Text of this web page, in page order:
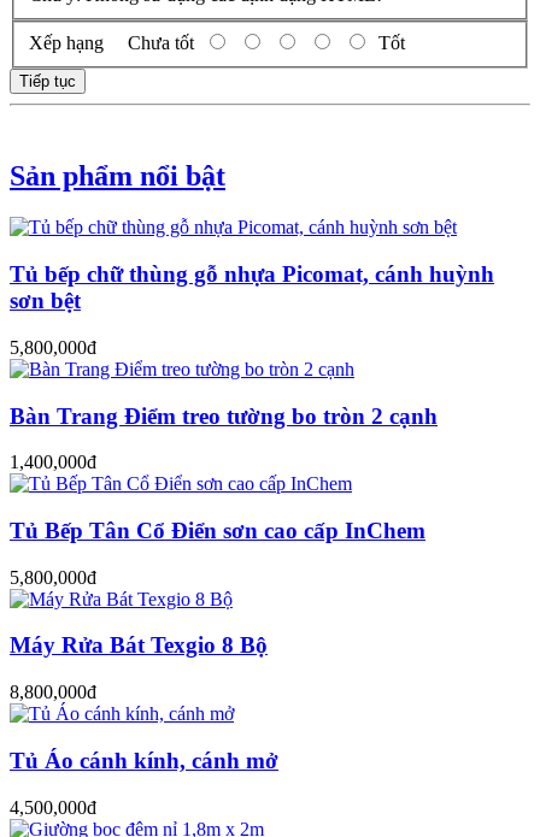
Xếp hạng Chưa tốt Tốt
Tiếp tục
Sản phẩm nổi bật
Tủ bếp chữ thùng gỗ nhựa Picomat, cánh huỳnh
sơn bệt
5,800,000đ
Bàn Trang Điểm treo tường bo tròn 2 cạnh
1,400,000đ
Tủ Bếp Tân Cổ Điển sơn cao cấp InChem
5,800,000đ
Máy Rửa Bát Texgio 8 Bộ
8,800,000đ
Tủ Áo cánh kính, cánh mở
4,500,000đ